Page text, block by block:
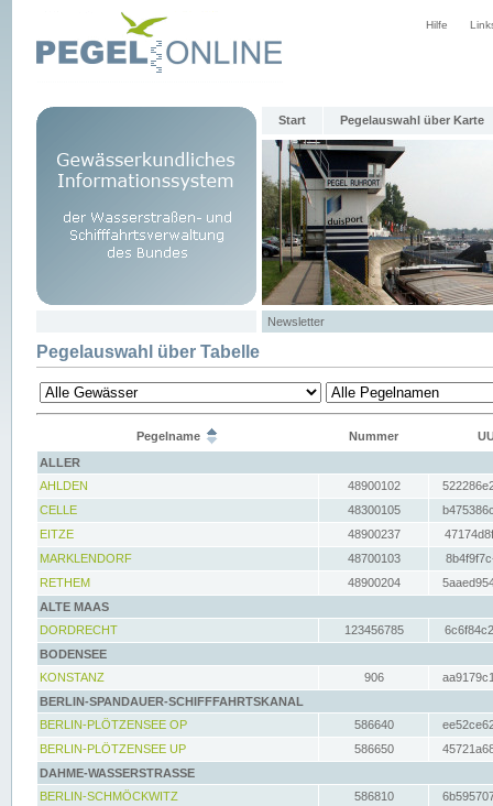
Hilfe
Start Pegelauswahl über Karte
Newsletter
Pegelauswahl über Tabelle
Pegelname Nummer
ALLER
AHLDEN
48900102
CELLE
48300105
EITZE
48900237
MARKLENDORF
48700103
RETHEM
48900204
ALTE MAAS
DORDRECHT
123456785
BODENSEE
KONSTANZ
906
BERLIN-SPANDAUER-SCHIFFFAHRTSKANAL
BERLIN-PLÖTZENSEE OP
586640
BERLIN-PLÖTZENSEE UP
586650
DAHME-WASSERSTRASSE
BERLIN-SCHMÖCKWITZ
586810